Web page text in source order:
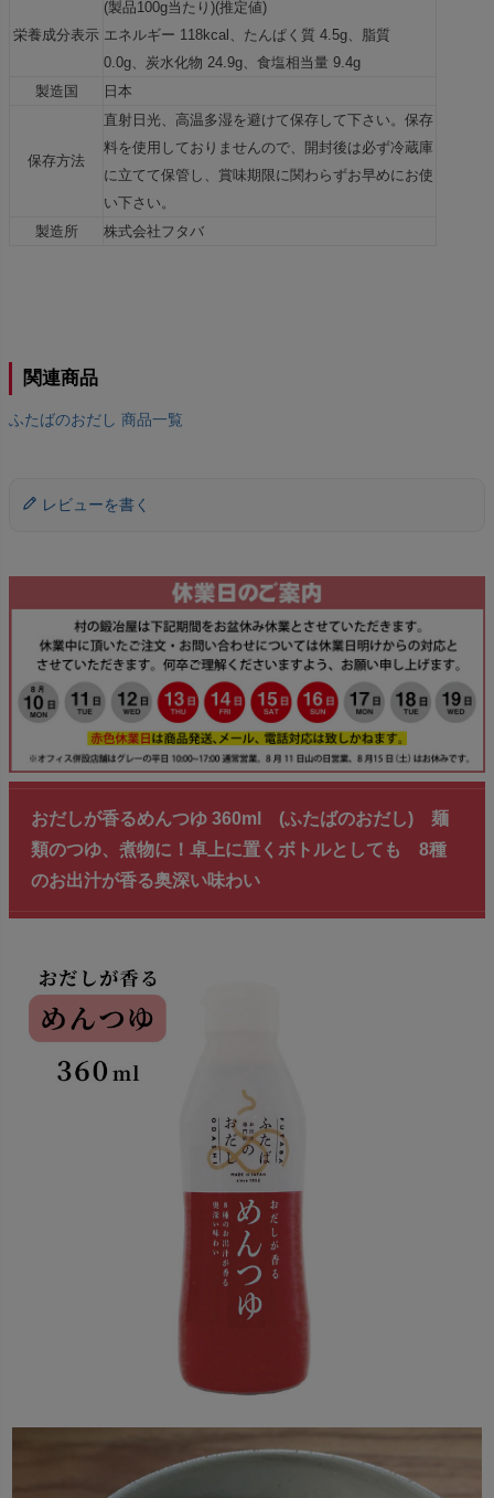
栄養成分表示
(製品100g当たり)(推定値)
エネルギー 118kcal、たんぱく質 4.5g、脂質
0.0g、炭水化物 24.9g、食塩相当量 9.4g
製造国
日本
保存方法
直射日光、高温多湿を避けて保存して下さい。保存
料を使用しておりませんので、開封後は必ず冷蔵庫
に立てて保管し、賞味期限に関わらずお早めにお使
い下さい。
製造所
株式会社フタバ
関連商品
ふたばのおだし 商品一覧
レビューを書く
おだしが香るめんつゆ 360ml (ふたばのおだし) 麺
類のつゆ、煮物に！卓上に置くボトルとしても 8種
のお出汁が香る奥深い味わい